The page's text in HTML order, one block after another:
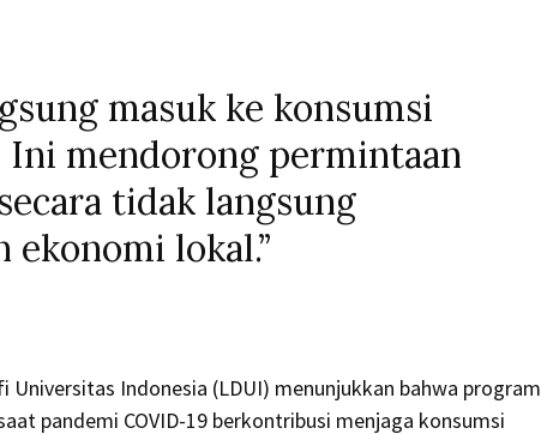
masuk ke konsumsi
Ini mendorong permintaan
tidak langsung
lokal.”
Universitas Indonesia (LDUI) menunjukkan bahwa program
pandemi COVID-19 berkontribusi menjaga konsumsi